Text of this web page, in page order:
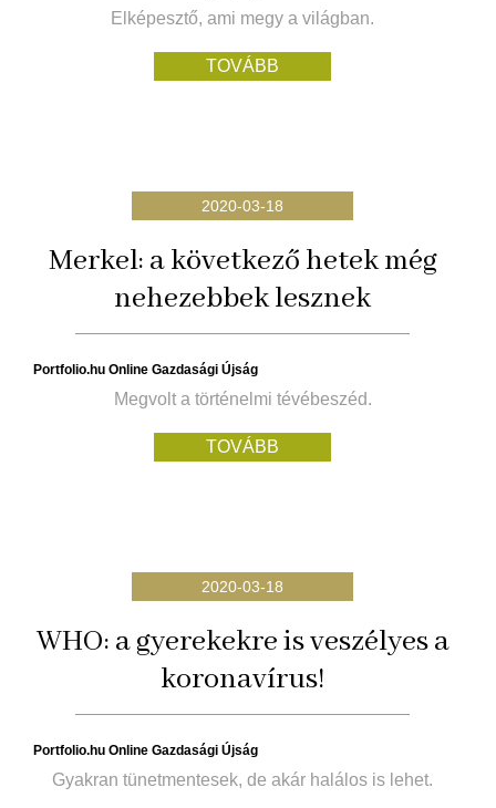
Elképesztő, ami megy a világban.
TOVÁBB
2020-03-18
Merkel: a következő hetek még
nehezebbek lesznek
Portfolio.hu Online Gazdasági Újság
Megvolt a történelmi tévébeszéd.
TOVÁBB
2020-03-18
WHO: a gyerekekre is veszélyes a
koronavírus!
Portfolio.hu Online Gazdasági Újság
Gyakran tünetmentesek, de akár halálos is lehet.